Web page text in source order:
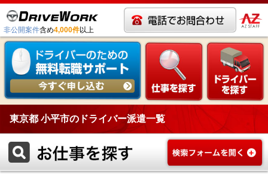
非公開案件含め4,000件以上
東京都 小平市のドライバー派遣一覧